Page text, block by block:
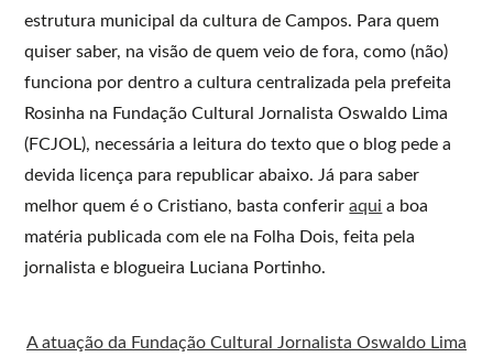
estrutura municipal da cultura de Campos. Para quem
quiser saber, na visão de quem veio de fora, como (não)
funciona por dentro a cultura centralizada pela prefeita
Rosinha na Fundação Cultural Jornalista Oswaldo Lima
(FCJOL), necessária a leitura do texto que o blog pede a
devida licença para republicar abaixo. Já para saber
melhor quem é o Cristiano, basta conferiraqui a boa
matéria publicada com ele na Folha Dois, feita pela
jornalista e blogueira Luciana Portinho.
A atuação da Fundação Cultural Jornalista Oswaldo Lima